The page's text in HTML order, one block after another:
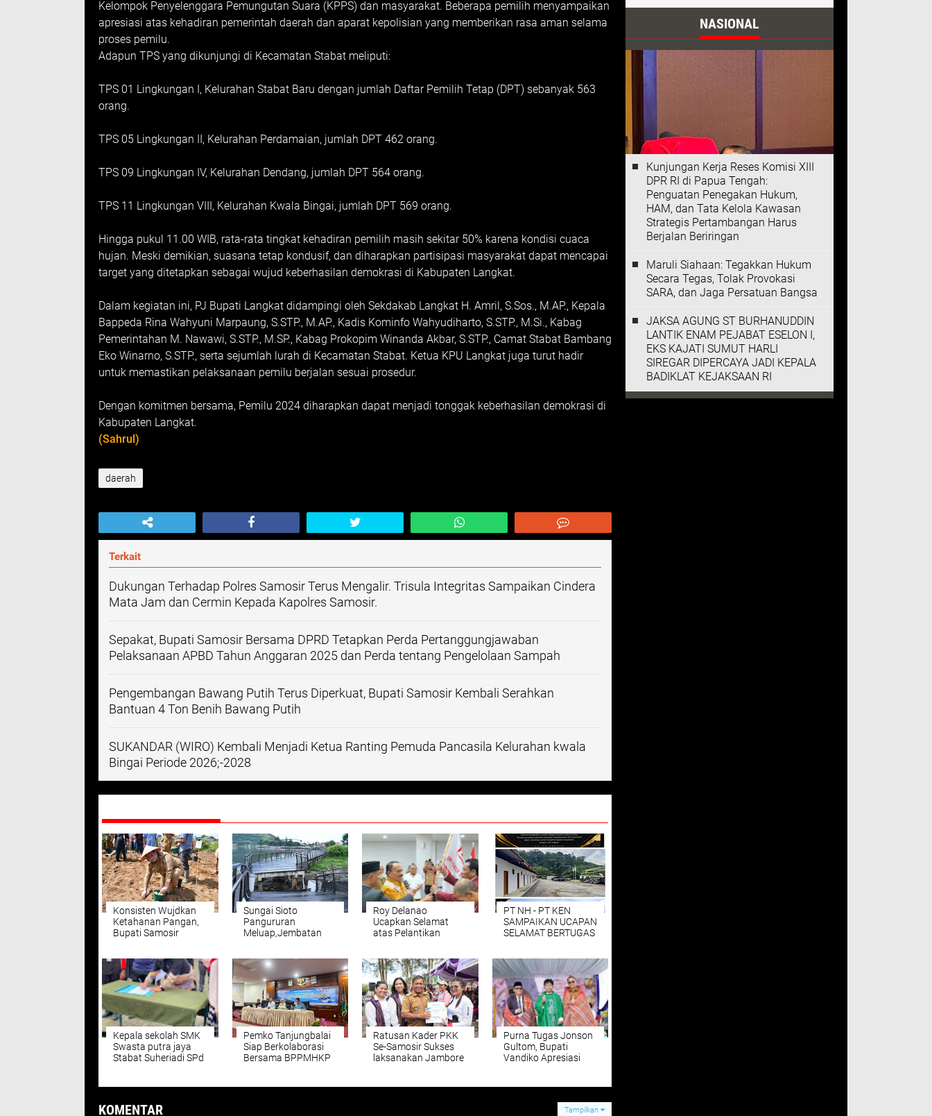
Kelompok Penyelenggara Pemungutan Suara (KPPS) dan masyarakat. Beberapa pemilih menyampaikan
apresiasi atas kehadiran pemerintah daerah dan aparat kepolisian yang memberikan rasa aman selama
proses pemilu.
Adapun TPS yang dikunjungi di Kecamatan Stabat meliputi:
TPS 01 Lingkungan I, Kelurahan Stabat Baru dengan jumlah Daftar Pemilih Tetap (DPT) sebanyak 563
orang.
TPS 05 Lingkungan II, Kelurahan Perdamaian, jumlah DPT 462 orang.
TPS 09 Lingkungan IV, Kelurahan Dendang, jumlah DPT 564 orang.
TPS 11 Lingkungan VIII, Kelurahan Kwala Bingai, jumlah DPT 569 orang.
Hingga pukul 11.00 WIB, rata-rata tingkat kehadiran pemilih masih sekitar 50% karena kondisi cuaca
hujan. Meski demikian, suasana tetap kondusif, dan diharapkan partisipasi masyarakat dapat mencapai
target yang ditetapkan sebagai wujud keberhasilan demokrasi di Kabupaten Langkat.
Dalam kegiatan ini, PJ Bupati Langkat didampingi oleh Sekdakab Langkat H. Amril, S.Sos., M.AP., Kepala
Bappeda Rina Wahyuni Marpaung, S.STP., M.AP., Kadis Kominfo Wahyudiharto, S.STP., M.Si., Kabag
Pemerintahan M. Nawawi, S.STP., M.SP., Kabag Prokopim Winanda Akbar, S.STP., Camat Stabat Bambang
Eko Winarno, S.STP., serta sejumlah lurah di Kecamatan Stabat. Ketua KPU Langkat juga turut hadir
untuk memastikan pelaksanaan pemilu berjalan sesuai prosedur.
Dengan komitmen bersama, Pemilu 2024 diharapkan dapat menjadi tonggak keberhasilan demokrasi di
Kabupaten Langkat.
(Sahrul)
daerah
Terkait
Dukungan Terhadap Polres Samosir Terus Mengalir. Trisula Integritas Sampaikan Cindera
Mata Jam dan Cermin Kepada Kapolres Samosir.
Sepakat, Bupati Samosir Bersama DPRD Tetapkan Perda Pertanggungjawaban
Pelaksanaan APBD Tahun Anggaran 2025 dan Perda tentang Pengelolaan Sampah
Pengembangan Bawang Putih Terus Diperkuat, Bupati Samosir Kembali Serahkan
Bantuan 4 Ton Benih Bawang Putih
SUKANDAR (WIRO) Kembali Menjadi Ketua Ranting Pemuda Pancasila Kelurahan kwala
Bingai Periode 2026;-2028
Konsisten Wujdkan
Ketahanan Pangan,
Bupati Samosir
Kelompok Tani.
Sungai Sioto
Pangururan
Meluap,Jembatan
Koordinasi dengan
Kementerian PU
Roy Delanao
Ucapkan Selamat
atas Pelantikan
Sumut
PT NH - PT KEN
SAMPAIKAN UCAPAN
SELAMAT BERTUGAS
Kepala sekolah SMK
Swasta putra jaya
Stabat Suheriadi SPd
Pemko Tanjungbalai
Siap Berkolaborasi
Bersama BPPMHKP
Ratusan Kader PKK
Se-Samosir Sukses
laksanakan Jambore
Purna Tugas Jonson
Gultom, Bupati
Vandiko Apresiasi
KOMENTAR Tampilkan
NASIONAL
Kunjungan Kerja Reses Komisi XIII
DPR RI di Papua Tengah:
Penguatan Penegakan Hukum,
HAM, dan Tata Kelola Kawasan
Strategis Pertambangan Harus
Berjalan Beriringan
Maruli Siahaan: Tegakkan Hukum
Secara Tegas, Tolak Provokasi
SARA, dan Jaga Persatuan Bangsa
JAKSA AGUNG ST BURHANUDDIN
LANTIK ENAM PEJABAT ESELON I,
EKS KAJATI SUMUT HARLI
SIREGAR DIPERCAYA JADI KEPALA
BADIKLAT KEJAKSAAN RI